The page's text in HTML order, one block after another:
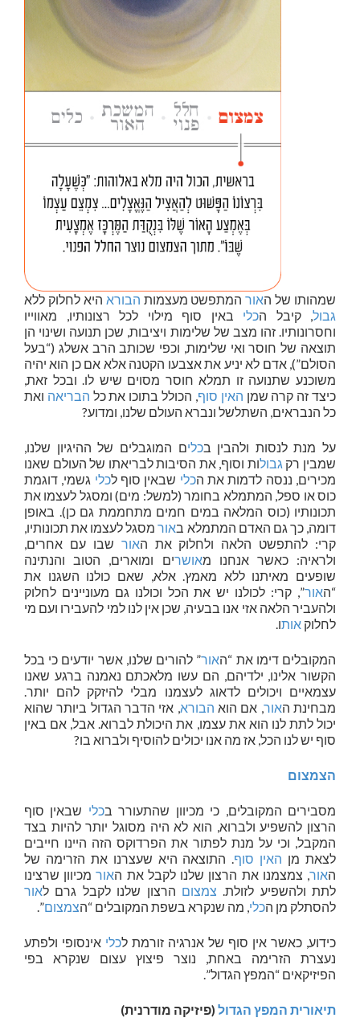
שמהותו של האורהמתפשט מעצמות הבורא היא לחלוק ללא
גבול , קיבל הכלי באין סוף מילוי לכל רצונותיו, מאווייו
וחסרונותיו. זהו מצב של שלימות ויציבות, שכן תנועה ושינוי הן
תוצאה של חוסר ואי שלימות, וכפי שכותב הרב אשלג (“בעל
הסולם”), אדם לא יניע את אצבעו הקטנה אלא אם כן הוא יהיה
משוכנע שתנועה זו תמלא חוסר מסוים שיש לו. ובכל זאת,
כיצד זה קרה שמן האין סוף , הכולל בתוכו את כל הבריאה ואת
כל הנבראים, השתלשל ונברא העולם שלנו, ומדוע?
על מנת לנסות ולהבין בכלים המוגבלים של ההיגיון שלנו,
שמבין רק גבולות וסוף, את הסיבות לבריאתו של העולם שאנו
מכירים, ננסה לדמות את הכלי שבאין סוף לכלי גשמי, דוגמת
כוס או ספל, המתמלא בחומר (למשל: מים) ומסגל לעצמו את
תכונותיו (כוס המלאה במים חמים מתחממת גם כן). באופן
דומה, כך גם האדם המתמלא באורמסגל לעצמו את תכונותיו,
קרי: להתפשט הלאה ולחלוק את האור שבו עם אחרים,
ולראיה: כאשר אנחנו מאושרים ומוארים, הטוב והנתינה
שופעים מאיתנו ללא מאמץ. אלא, שאם כולנו השגנו את
“האור”, קרי: לכולנו יש את הכל וכולנו גם מעוניינים לחלוק
ולהעביר הלאה אזי אנו בבעיה, שכן אין לנו למי להעבירו ועם מי
לחלוק אותו.
המקובלים דימו את “האור” להורים שלנו, אשר יודעים כי בכל
הקשור אלינו, ילדיהם, הם עשו מלאכתם נאמנה ברגע שאנו
עצמאיים ויכולים לדאוג לעצמנו מבלי להיזקק להם יותר.
מבחינת האור , אם הוא הבורא , אזי הדבר הגדול ביותר שהוא
יכול לתת לנו הוא את עצמו, את היכולת לברוא. אבל, אם באין
סוף יש לנו הכל, אז מה אנו יכולים להוסיף ולברוא בו?
הצמצום
מסבירים המקובלים, כי מכיוון שהתעורר בכלי שבאין סוף
הרצון להשפיע ולברוא, הוא לא היה מסוגל יותר להיות בצד
המקבל, וכי על מנת לפתור את הפרדוקס הזה היינו חייבים
לצאת מן האין סוף . התוצאה היא שעצרנו את הזרימה של
האור, צמצמנו את הרצון שלנו לקבל את האורמכיוון שרצינו
לתת ולהשפיע לזולת. צמצום הרצון שלנו לקבל גרם לאור
להסתלק מן הכלי , מה שנקרא בשפת המקובלים “הצמצום”.
כידוע, כאשר אין סוף של אנרגיה זורמת לכלי אינסופי ולפתע
נעצרת הזרימה באחת, נוצר פיצוץ עצום שנקרא בפי
הפיזיקאים “המפץ הגדול”.
תיאורית המפץ הגדול (פיזיקה מודרנית)